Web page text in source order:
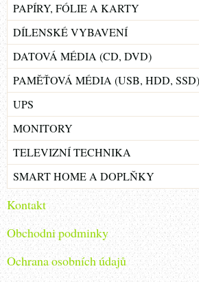
PAPÍRY, FÓLIE A KARTY
DÍLENSKÉ VYBAVENÍ
DATOVÁ MÉDIA (CD, DVD)
PAMĚŤOVÁ MÉDIA (USB, HDD, SSD)
UPS
MONITORY
TELEVIZNÍ TECHNIKA
SMART HOME A DOPLŇKY
Kontakt
Obchodni podminky
Ochrana osobních údajů